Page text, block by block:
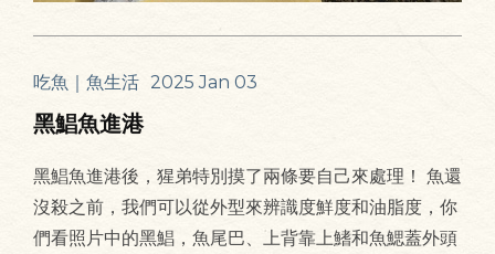
吃魚｜魚生活 2025 Jan 03
黑鯧魚進港
黑鯧魚進港後，猩弟特別摸了兩條要自己來處理！ 魚還
沒殺之前，我們可以從外型來辨識度鮮度和油脂度，你
們看照片中的黑鯧，魚尾巴、上背靠上鰭和魚鰓蓋外頭